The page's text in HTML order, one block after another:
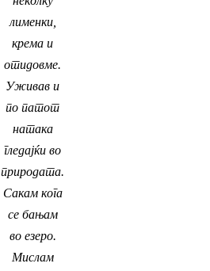
лименки,
крема и
отидовме.
Уживав и
по патот
натака
гледајќи во
природата.
Сакам кога
се бањам
во езеро.
Мислам